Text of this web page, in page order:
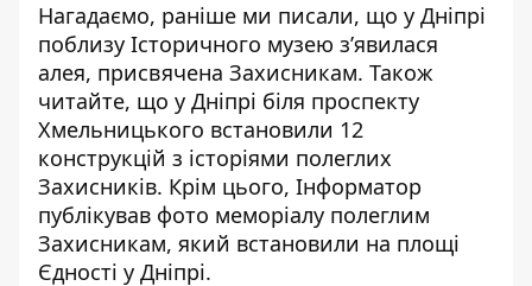
Нагадаємо, раніше ми писали, що у Дніпрі
поблизу Історичного музею з’явилася
алея, присвячена Захисникам. Також
читайте, що у Дніпрі біля проспекту
Хмельницького встановили 12
конструкцій з історіями полеглих
Захисників. Крім цього, Інформатор
публікував фото меморіалу полеглим
Захисникам, який встановили на площі
Єдності у Дніпрі.